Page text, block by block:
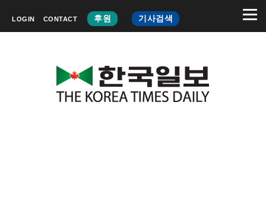
LOGIN CONTACT 후원 기사검색